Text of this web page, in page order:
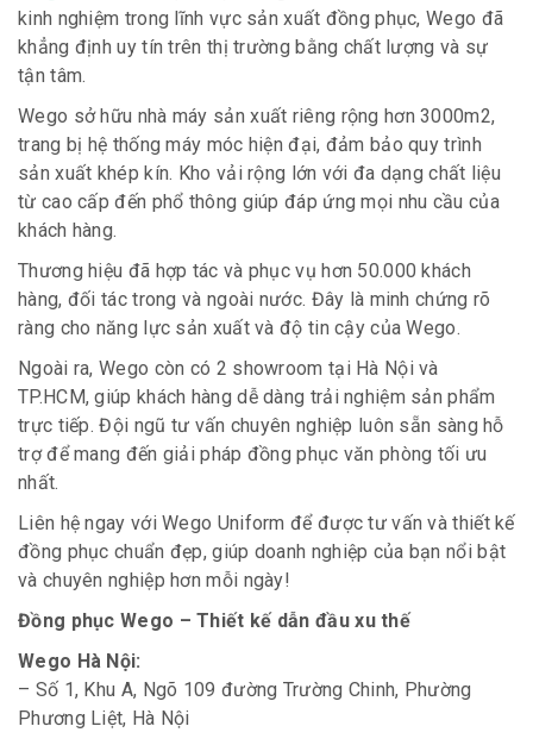
kinh nghiệm trong lĩnh vực sản xuất đồng phục, Wego đã
khẳng định uy tín trên thị trường bằng chất lượng và sự
tận tâm.
Wego sở hữu nhà máy sản xuất riêng rộng hơn 3000m2,
trang bị hệ thống máy móc hiện đại, đảm bảo quy trình
sản xuất khép kín. Kho vải rộng lớn với đa dạng chất liệu
từ cao cấp đến phổ thông giúp đáp ứng mọi nhu cầu của
khách hàng.
Thương hiệu đã hợp tác và phục vụ hơn 50.000 khách
hàng, đối tác trong và ngoài nước. Đây là minh chứng rõ
ràng cho năng lực sản xuất và độ tin cậy của Wego.
Ngoài ra, Wego còn có 2 showroom tại Hà Nội và
TP.HCM, giúp khách hàng dễ dàng trải nghiệm sản phẩm
trực tiếp. Đội ngũ tư vấn chuyên nghiệp luôn sẵn sàng hỗ
trợ để mang đến giải pháp đồng phục văn phòng tối ưu
nhất.
Liên hệ ngay với Wego Uniform để được tư vấn và thiết kế
đồng phục chuẩn đẹp, giúp doanh nghiệp của bạn nổi bật
và chuyên nghiệp hơn mỗi ngày!
Đồng phục Wego – Thiết kế dẫn đầu xu thế
Wego Hà Nội:
– Số 1, Khu A, Ngõ 109 đường Trường Chinh, Phường
Phương Liệt, Hà Nội